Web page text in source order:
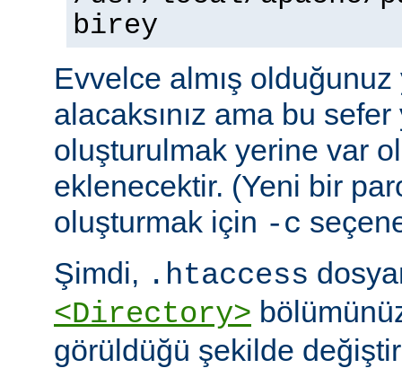
birey
Evvelce almış olduğunuz
alacaksınız ama bu
oluşturulmak yerine var
eklenecektir. (Yeni bir
oluşturmak için -c
Şimdi, .htaccess
<Directory>
görüldüğü şekilde